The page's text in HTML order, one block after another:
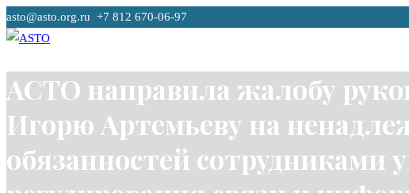
Перейти
к
asto@asto.org.ru +7 812 670-06-97
ASTO
Ассоциация Телекоммуникационных Операторов
АСТО направила жалобу
Игорю Артемьеву на
обязанностей сотрудниками